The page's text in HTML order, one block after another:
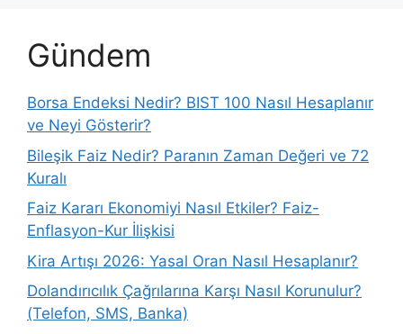
Gündem
Borsa Endeksi Nedir? BIST 100 Nasıl Hesaplanır
ve Neyi Gösterir?
Bileşik Faiz Nedir? Paranın Zaman Değeri ve 72
Kuralı
Faiz Kararı Ekonomiyi Nasıl Etkiler? Faiz-
Enflasyon-Kur İlişkisi
Kira Artışı 2026: Yasal Oran Nasıl Hesaplanır?
Dolandırıcılık Çağrılarına Karşı Nasıl Korunulur?
(Telefon, SMS, Banka)